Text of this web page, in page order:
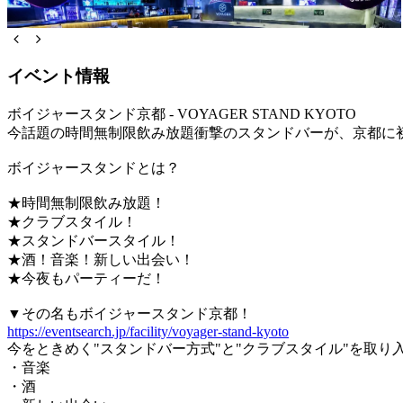
イベント情報
ボイジャースタンド京都 - VOYAGER STAND KYOTO
今話題の時間無制限飲み放題衝撃のスタンドバーが、京都に
ボイジャースタンドとは？
★時間無制限飲み放題！
★クラブスタイル！
★スタンドバースタイル！
★酒！音楽！新しい出会い！
★今夜もパーティーだ！
▼その名もボイジャースタンド京都！
https://eventsearch.jp/facility/voyager-stand-kyoto
今をときめく"スタンドバー方式"と"クラブスタイル"を取り
・音楽
・酒